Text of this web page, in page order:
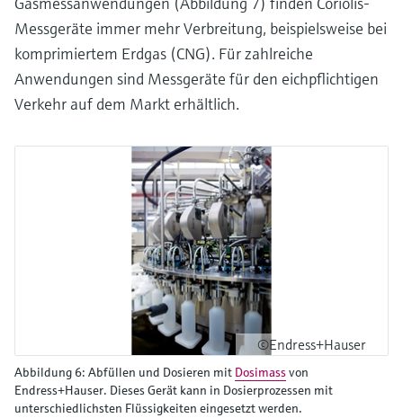
Messgeräte immer mehr Verbreitung, beispielsweise bei
komprimiertem Erdgas (CNG). Für zahlreiche
Anwendungen sind Messgeräte für den eichpflichtigen
Verkehr auf dem Markt erhältlich.
©Endress+Hauser
Abbildung 6: Abfüllen und Dosieren mit Dosimassvon
Endress+Hauser. Dieses Gerät kann in Dosierprozessen mit
unterschiedlichsten Flüssigkeiten eingesetzt werden.